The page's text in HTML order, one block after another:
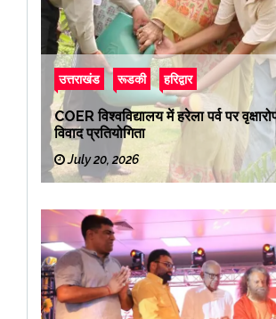
उत्तराखंड रूडकी हरिद्वार
COER विश्वविद्यालय में हरेला पर्व पर
विवाद प्रतियोगिता
July 20, 2026